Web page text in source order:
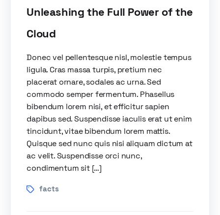
Unleashing the Full Power of the
Cloud
Donec vel pellentesque nisl, molestie tempus
ligula. Cras massa turpis, pretium nec
placerat ornare, sodales ac urna. Sed
commodo semper fermentum. Phasellus
bibendum lorem nisi, et efficitur sapien
dapibus sed. Suspendisse iaculis erat ut enim
tincidunt, vitae bibendum lorem mattis.
Quisque sed nunc quis nisi aliquam dictum at
ac velit. Suspendisse orci nunc,
condimentum sit […]
facts